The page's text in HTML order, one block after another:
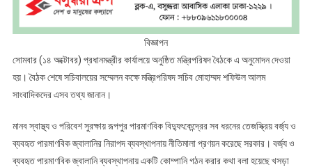
বিজ্ঞাপন
সোমবার (১৪ অক্টোবর) প্রধানমন্ত্রীর কার্যালয়ে অনুষ্ঠিত মন্ত্রিপরিষদ বৈঠকে এ অনুমোদন দেওয়া
হয়। বৈঠক শেষে সচিবালয়ের সম্মেলন কক্ষে মন্ত্রিপরিষদ সচিব মোহাম্মদ শফিউল আলম
সাংবাদিকদের এসব তথ্য জানান।
মানব স্বাস্থ্য ও পরিবেশ সুরক্ষায় রূপপুর পারমাণবিক বিদ্যুৎকেন্দ্রের সব ধরনের তেজস্ক্রিয় বর্জ্য ও
ব্যবহৃত পারমাণবিক জ্বালানির নিরাপদ ব্যবস্থাপনায় নীতিমালা প্রণয়ন করেছে সরকার। বর্জ্য ও
ব্যবহৃত পারমাণবিক জ্বালানি ব্যবস্থাপনায় একটি কোম্পানি গঠন করার কথা বলা হয়েছে খসড়া